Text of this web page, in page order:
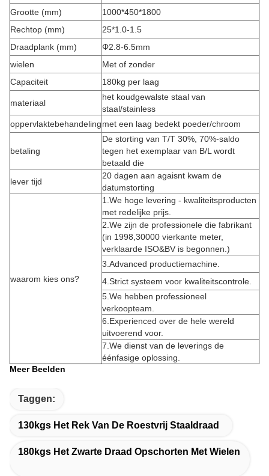
Grootte (mm)
1000*450*1800
Rechtop (mm)
25*1.0-1.5
Draadplank (mm)
Φ2.8-6.5mm
wielen
Met of zonder
Capaciteit
180kg per laag
materiaal
het koudgewalste staal van
staal/stainless
oppervlaktebehandelingmet een laag bedekt poeder/chroom
betaling
De storting van T/T 30%, 70%-saldo
tegen het exemplaar van B/L wordt
betaald die
lever tijd
20 dagen aan agaisnt kwam de
datumstorting
waarom kies ons?
1.We hoge levering - kwaliteitsproducten
met redelijke prijs.
2.We zijn de professionele die fabrikant
(in 1998,30000 vierkante meter,
verklaarde ISO&BV is begonnen.)
3.Advanced productiemachine.
4.Strict systeem voor kwaliteitscontrole.
5.We hebben professioneel
verkoopteam.
6.Experienced over de hele wereld
uitvoerend voor.
7.We dienst van de leverings de
éénfasige oplossing.
Meer Beelden
Taggen:
130kgs Het Rek Van De Roestvrij Staaldraad
180kgs Het Zwarte Draad Opschorten Met Wielen